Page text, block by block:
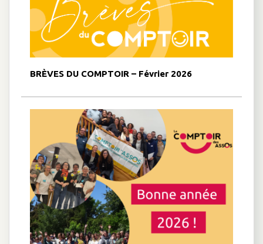
BRÈVES DU COMPTOIR – Février 2026